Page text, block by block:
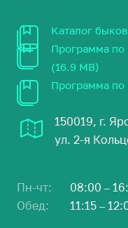
Пн-чт:
Обед:
08:00 –
11:15 –
Каталог
Программа по
(16.9 MB)
Программа по
150019, г.
ул. 2-я